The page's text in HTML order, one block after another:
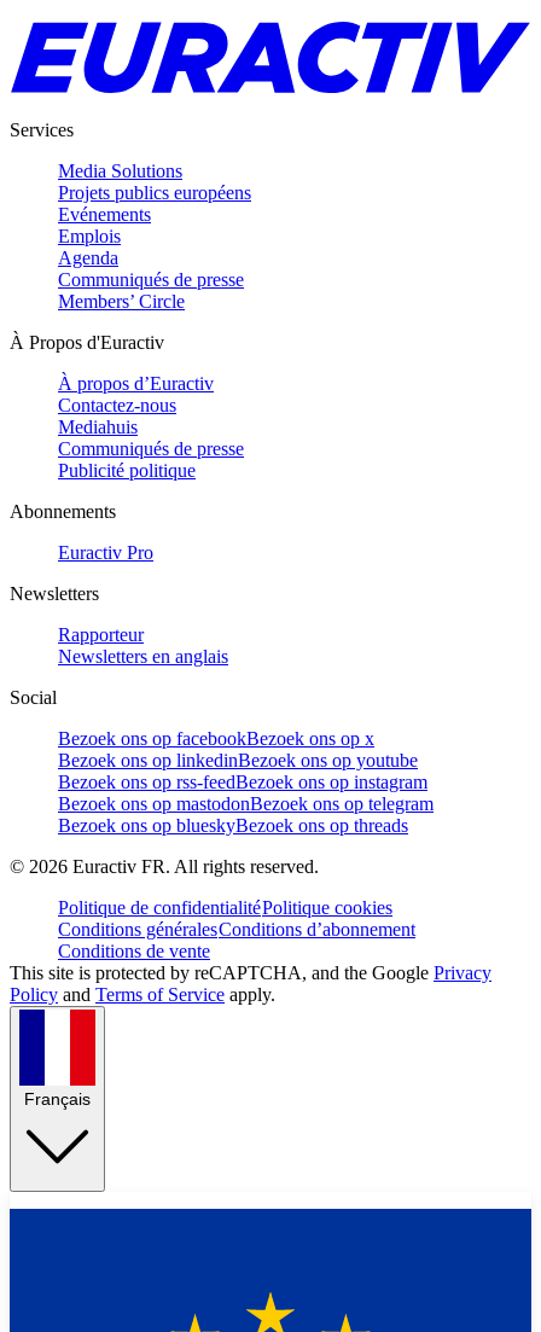
Services
Media Solutions
Projets publics européens
Evénements
Emplois
Agenda
Communiqués de presse
Members’ Circle
À Propos d'Euractiv
À propos d’Euractiv
Contactez-nous
Mediahuis
Communiqués de presse
Publicité politique
Abonnements
Euractiv Pro
Newsletters
Rapporteur
Newsletters en anglais
Social
Bezoek ons op facebookBezoek ons op x
Bezoek ons op linkedinBezoek ons op youtube
Bezoek ons op rss-feedBezoek ons op instagram
Bezoek ons op mastodonBezoek ons op telegram
Bezoek ons op blueskyBezoek ons op threads
© 2026 Euractiv FR. All rights reserved.
Politique de confidentialitéPolitique cookies
Conditions généralesConditions d’abonnement
Conditions de vente
This site is protected by reCAPTCHA, and the Google Privacy
Policy and Terms of Service apply.
Français